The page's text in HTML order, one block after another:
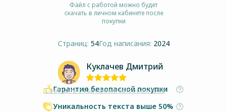
Файл с работой можно будет
скачать в личном кабинете после
покупки
Страниц: 54Год написания: 2024
Куклачев Дмитрий
Сообщить о нарушении авторских прав
Гарантия безопасной покупки
Уникальность текста выше 50%